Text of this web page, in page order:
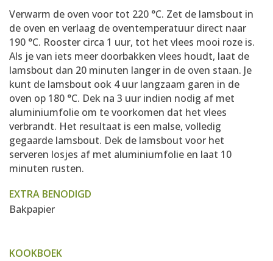
Verwarm de oven voor tot 220 °C. Zet de lamsbout in
de oven en verlaag de oventemperatuur direct naar
190 °C. Rooster circa 1 uur, tot het vlees mooi roze is.
Als je van iets meer doorbakken vlees houdt, laat de
lamsbout dan 20 minuten langer in de oven staan. Je
kunt de lamsbout ook 4 uur langzaam garen in de
oven op 180 °C. Dek na 3 uur indien nodig af met
aluminiumfolie om te voorkomen dat het vlees
verbrandt. Het resultaat is een malse, volledig
gegaarde lamsbout. Dek de lamsbout voor het
serveren losjes af met aluminiumfolie en laat 10
minuten rusten.
EXTRA BENODIGD
Bakpapier
KOOKBOEK